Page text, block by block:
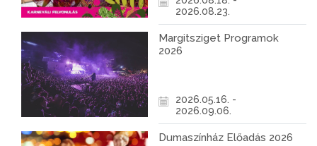
2026.08.23.
Margitsziget Programok
2026
2026.05.16. -
2026.09.06.
Dumaszínház Előadás 2026